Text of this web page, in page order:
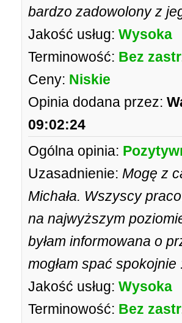
bardzo zadowolony z
Jakość usług: Wysoka
Terminowość: Bez
Ceny: Niskie
Opinia dodana przez:
09:02:24
Ogólna opinia:
Uzasadnienie: Mogę z
Michała. Wszyscy
na najwyższym
byłam informowana o
mogłam spać spokojnie
Jakość usług: Wysoka
Terminowość: Bez